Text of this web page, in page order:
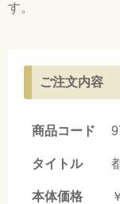
す。
ご注文内容